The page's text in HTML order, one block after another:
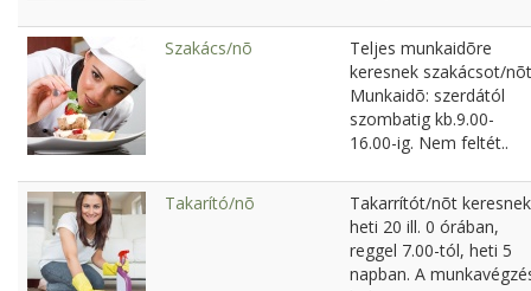
Szakács/nõ
Teljes munkaidõre
keresnek szakácsot/
Munkaidõ: szerdától
szombatig kb.9.00-
16.00-ig. Nem feltét..
Takarító/nõ
Takarrítót/nõt keresnek
heti 20 ill. 0 órában,
reggel 7.00-tól, heti 5
napban. A